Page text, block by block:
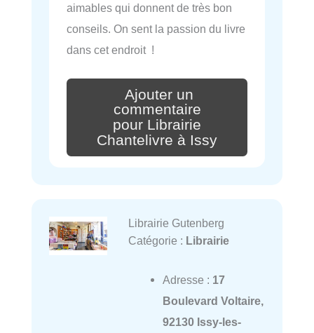
aimables qui donnent de très bon
conseils. On sent la passion du livre
dans cet endroit !
Ajouter un
commentaire
pour Librairie
Chantelivre à Issy
Librairie Gutenberg
Catégorie : Librairie
Adresse : 17
Boulevard Voltaire,
92130 Issy-les-